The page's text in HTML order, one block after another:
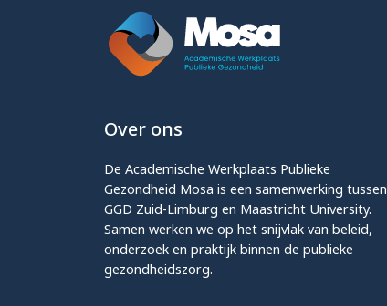
Over ons
De Academische Werkplaats Publieke
Gezondheid Mosa is een samenwerking tussen
GGD Zuid-Limburg en Maastricht University.
Samen werken we op het snijvlak van beleid,
onderzoek en praktijk binnen de publieke
gezondheidszorg.